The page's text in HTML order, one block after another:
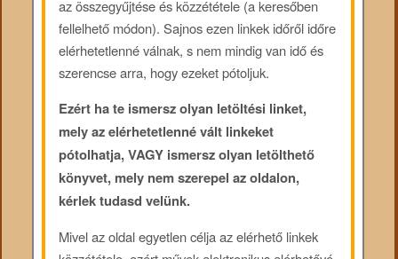
az összegyűjtése és közzététele (a keresőben
fellelhető módon). Sajnos ezen linkek időről időre
elérhetetlenné válnak, s nem mindig van idő és
szerencse arra, hogy ezeket pótoljuk.
Ezért ha te ismersz olyan letöltési linket,
mely az elérhetetlenné vált linkeket
pótolhatja, VAGY ismersz olyan letölthető
könyvet, mely nem szerepel az oldalon,
kérlek tudasd velünk.
Mivel az oldal egyetlen célja az elérhető linkek